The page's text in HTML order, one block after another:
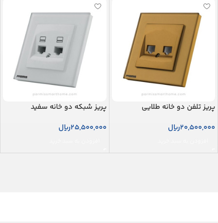
پریز تلفن دو خانه طلایی
20,500,000ریال
پریز شبکه دو خانه سفید
25,500,000ریال